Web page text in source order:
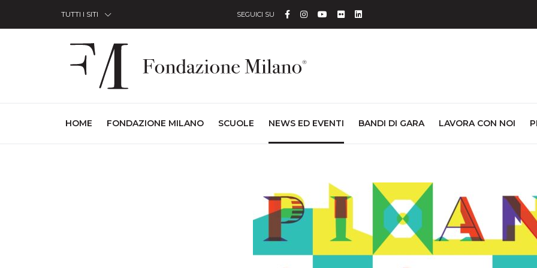
TUTTI I SITI SEGUICI SU Facebook
Instagram
YouTube
FlickrLinkedin
HOME (CURRENT)
FONDAZIONE MILANO SCUOLE NEWS ED EVENTI BANDI DI GARA LAVORA CON NOI